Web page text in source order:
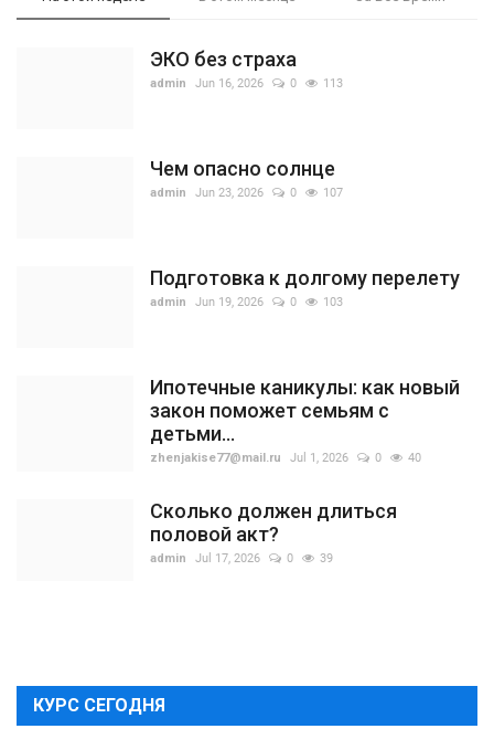
ЭКО без страха
admin Jun 16, 2026 0 113
Чем опасно солнце
admin Jun 23, 2026 0 107
Подготовка к долгому перелету
admin Jun 19, 2026 0 103
Ипотечные каникулы: как новый
закон поможет семьям с
детьми...
zhenjakise77@mail.ru Jul 1, 2026 0 40
Сколько должен длиться
половой акт?
admin Jul 17, 2026 0 39
КУРС СЕГОДНЯ